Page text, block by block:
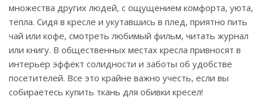
множества других людей, с ощущением комфорта, уюта,
тепла. Сидя в кресле и укутавшись в плед, приятно пить
чай или кофе, смотреть любимый фильм, читать журнал
или книгу. В общественных местах кресла привносят в
интерьер эффект солидности и заботы об удобстве
посетителей. Все это крайне важно учесть, если вы
собираетесь купить ткань для обивки кресел!